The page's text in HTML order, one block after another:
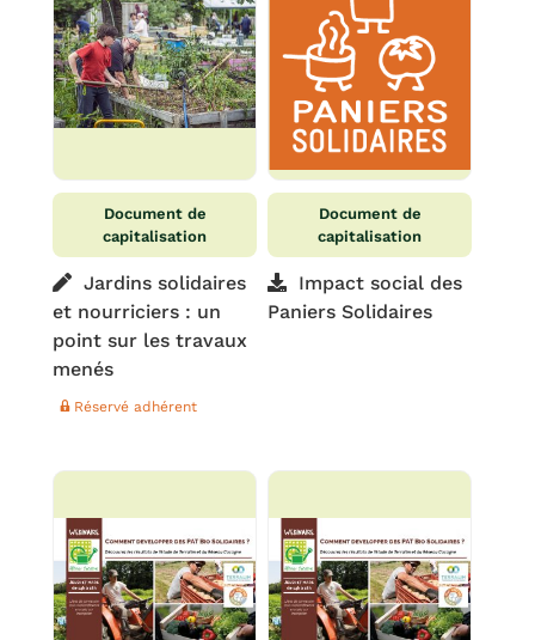
Document de
capitalisation
Jardins solidaires
et nourriciers : un
point sur les travaux
menés
Réservé adhérent
Document de
capitalisation
Impact social des
Paniers Solidaires